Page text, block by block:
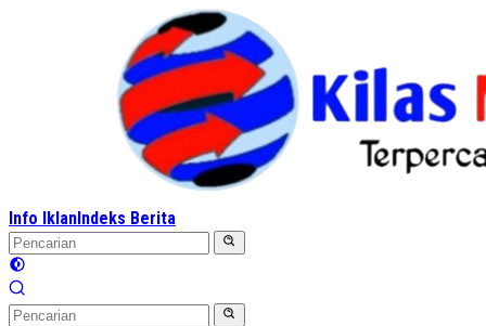
Info IklanIndeks Berita